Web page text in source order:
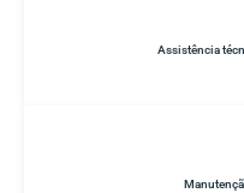
Assistência